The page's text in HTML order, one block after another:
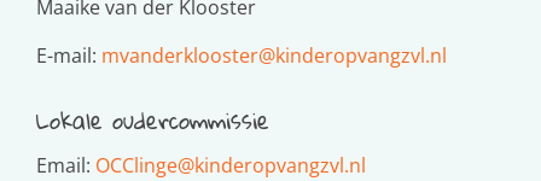
Maaike van der Klooster
E-mail: mvanderklooster@kinderopvangzvl.nl
Lokale oudercommissie
Email: OCClinge@kinderopvangzvl.nl